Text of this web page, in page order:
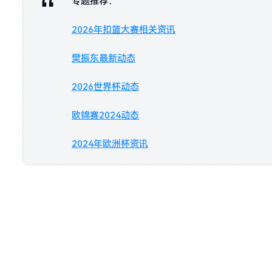
2026年扣篮大赛相关资讯
樊振东最新动态
2026世界杯动态
欧锦赛2024动态
2024年欧洲杯资讯